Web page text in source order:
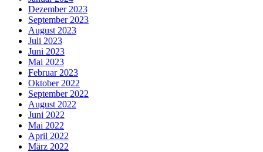
Dezember 2023
September 2023
August 2023
Juli 2023
Juni 2023
Mai 2023
Februar 2023
Oktober 2022
September 2022
August 2022
Juni 2022
Mai 2022
April 2022
März 2022